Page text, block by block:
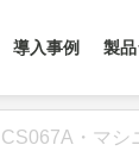
導入事例 製